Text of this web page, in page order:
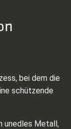
bei dem die
schützende
unedles Metall,